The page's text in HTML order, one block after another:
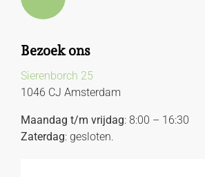
Bezoek ons
Sierenborch 25
1046 CJ Amsterdam
Maandag t/m vrijdag: 8:00 – 16:30
Zaterdag: gesloten.